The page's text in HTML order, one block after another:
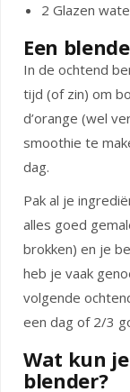
2 Glazen
Een
In de ochtend
tijd (of zin) om
d’orange (wel
smoothie te
dag.
Pak al je
alles goed
brokken) en je
heb je vaak
volgende
een dag of 2/3
Wat kun
blender?